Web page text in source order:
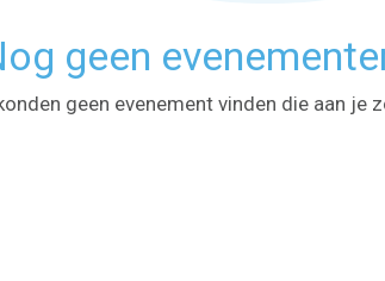
geen
geen evenement vinden die aan je